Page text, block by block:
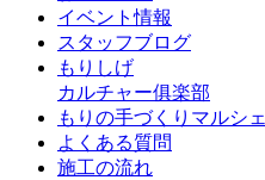
イベント情報
スタッフブログ
もりしげ
カルチャー俱楽部
もりの手づくりマルシェ
よくある質問
施工の流れ